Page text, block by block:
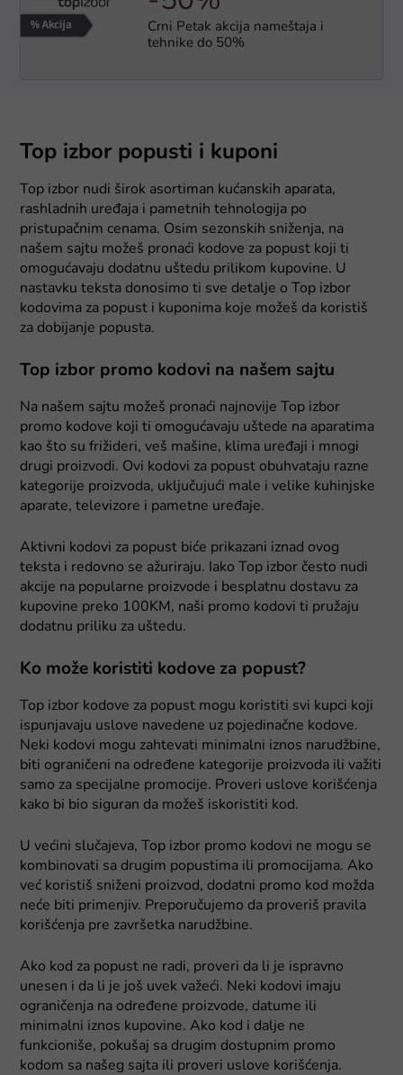
Crni Petak akcija nameštaja i
tehnike do 50%
Top izbor popusti i kuponi
Top izbor nudi širok asortiman kućanskih aparata,
rashladnih uređaja i pametnih tehnologija po
pristupačnim cenama. Osim sezonskih sniženja, na
našem sajtu možeš pronaći kodove za popust koji ti
omogućavaju dodatnu uštedu prilikom kupovine. U
nastavku teksta donosimo ti sve detalje o Top izbor
kodovima za popust i kuponima koje možeš da koristiš
za dobijanje popusta.
Top izbor promo kodovi na našem sajtu
Na našem sajtu možeš pronaći najnovije Top izbor
promo kodove koji ti omogućavaju uštede na aparatima
kao što su frižideri, veš mašine, klima uređaji i mnogi
drugi proizvodi. Ovi kodovi za popust obuhvataju razne
kategorije proizvoda, uključujući male i velike kuhinjske
aparate, televizore i pametne uređaje.
Aktivni kodovi za popust biće prikazani iznad ovog
teksta i redovno se ažuriraju. Iako Top izbor često nudi
akcije na popularne proizvode i besplatnu dostavu za
kupovine preko 100KM, naši promo kodovi ti pružaju
dodatnu priliku za uštedu.
Ko može koristiti kodove za popust?
Top izbor kodove za popust mogu koristiti svi kupci koji
ispunjavaju uslove navedene uz pojedinačne kodove.
Neki kodovi mogu zahtevati minimalni iznos narudžbine,
biti ograničeni na određene kategorije proizvoda ili važiti
samo za specijalne promocije. Proveri uslove korišćenja
kako bi bio siguran da možeš iskoristiti kod.
U većini slučajeva, Top izbor promo kodovi ne mogu se
kombinovati sa drugim popustima ili promocijama. Ako
već koristiš sniženi proizvod, dodatni promo kod možda
neće biti primenjiv. Preporučujemo da proveriš pravila
korišćenja pre završetka narudžbine.
Ako kod za popust ne radi, proveri da li je ispravno
unesen i da li je još uvek važeći. Neki kodovi imaju
ograničenja na određene proizvode, datume ili
minimalni iznos kupovine. Ako kod i dalje ne
funkcioniše, pokušaj sa drugim dostupnim promo
kodom sa našeg sajta ili proveri uslove korišćenja.